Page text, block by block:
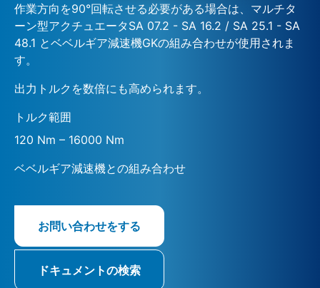
作業方向を90°回転させる必要がある場合は、マルチタ
ーン型アクチュエータSA 07.2 - SA 16.2 / SA 25.1 - SA
48.1 とベベルギア減速機GKの組み合わせが使用されま
す。
出力トルクを数倍にも高められます。
トルク範囲
120 Nm – 16000 Nm
ベベルギア減速機との組み合わせ
お問い合わせをする
ドキュメントの検索